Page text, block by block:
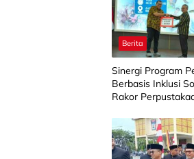
Berita
Sinergi Program
Berbasis Inklusi
Rakor